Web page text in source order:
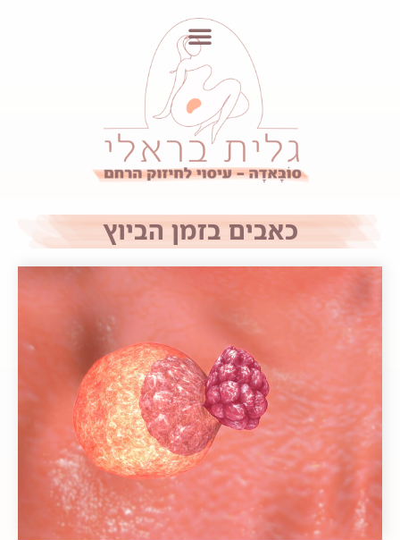
כאבים בזמן הביוץ